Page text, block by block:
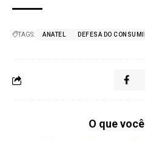
TAGS: ANATEL DEFESA DO
O que